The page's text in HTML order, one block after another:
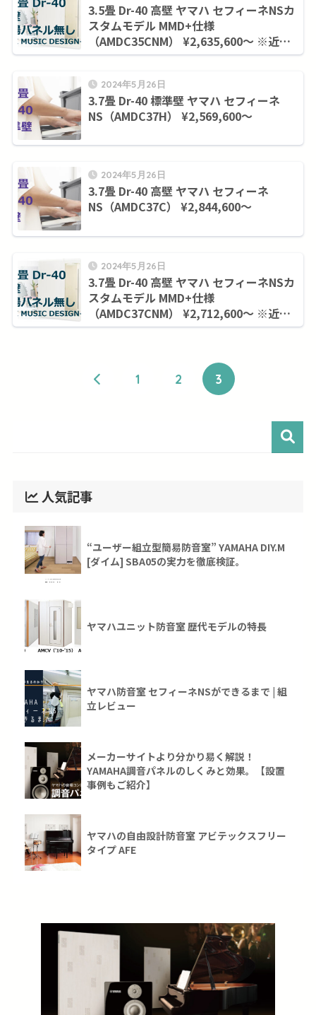
3.5畳 Dr-40 高壁 ヤマハ セフィーネNSカ
スタムモデル MMD+仕様
（AMDC35CNM） ¥2,635,600～ ※近畿
圏のみ
2024年5月26日
3.7畳 Dr-40 標準壁 ヤマハ セフィーネ
NS（AMDC37H） ¥2,569,600～
2024年5月26日
3.7畳 Dr-40 高壁 ヤマハ セフィーネ
NS（AMDC37C） ¥2,844,600～
2024年5月26日
3.7畳 Dr-40 高壁 ヤマハ セフィーネNSカ
スタムモデル MMD+仕様
（AMDC37CNM） ¥2,712,600～ ※近畿
圏のみ
1 2 3
人気記事
“ユーザー組立型簡易防音室” YAMAHA DIY.M
[ダイム] SBA05の実力を徹底検証。
ヤマハユニット防音室 歴代モデルの特長
ヤマハ防音室 セフィーネNSができるまで | 組
立レビュー
メーカーサイトより分かり易く解説！
YAMAHA調音パネルのしくみと効果。【設置
事例もご紹介】
ヤマハの自由設計防音室 アビテックスフリー
タイプ AFE